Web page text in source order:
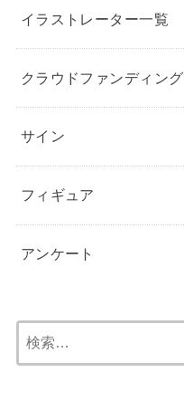
イラストレーター一覧
クラウドファンディング
サイン
フィギュア
アンケート